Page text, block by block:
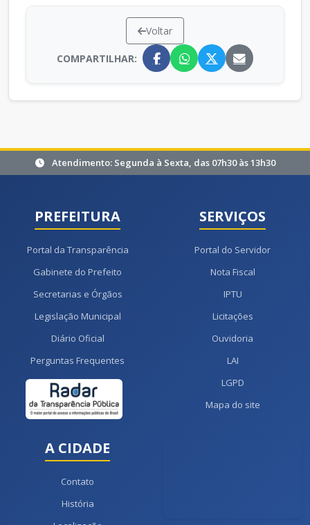
Voltar
COMPARTILHAR:
Atendimento: Segunda à Sexta, das 07h30 às 13h30
PREFEITURA
Portal da Transparência
Gabinete do Prefeito
Secretarias e Órgãos
Legislação Municipal
Diário Oficial
Perguntas Frequentes
SERVIÇOS
Portal do Servidor
Nota Fiscal
IPTU
Licitações
Ouvidoria
LAI
LGPD
Mapa do site
A CIDADE
Contato
História